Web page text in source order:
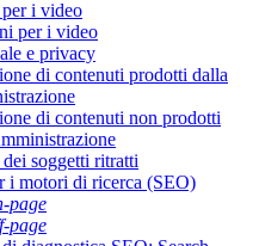
i video
per i video
e privacy
di contenuti prodotti dalla
di contenuti non prodotti
soggetti ritratti
i motori di ricerca (SEO)
page
page